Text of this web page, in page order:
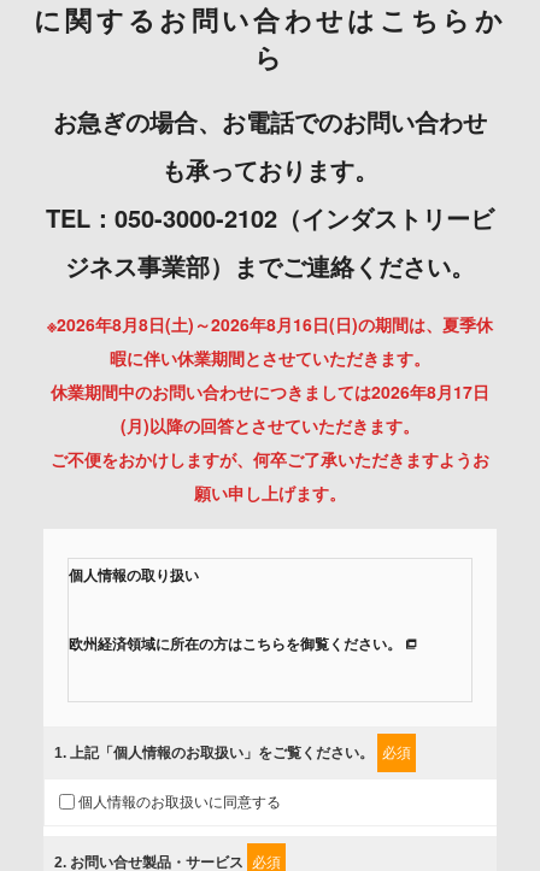
に関するお問い合わせはこちらか
ら
お急ぎの場合、お電話でのお問い合わせ
も承っております。
TEL：050-3000-2102（インダストリービ
ジネス事業部）までご連絡ください。
※2026年8月8日(土)～2026年8月16日(日)の期間は、夏季休
暇に伴い休業期間とさせていただきます。
休業期間中のお問い合わせにつきましては2026年8月17日
(月)以降の回答とさせていただきます。
ご不便をおかけしますが、何卒ご了承いただきますようお
願い申し上げます。
個人情報の取り扱い
欧州経済領域に所在の方はこちらを御覧ください。
組みを行っています。
に取扱い、これらで定める範囲内で、サービスの提供やご案
内等のために利用させていただいております。
1. 上記「個人情報のお取扱い」をご覧ください。 必須
個人情報のお取扱いに同意する
2. お問い合せ製品・サービス 必須